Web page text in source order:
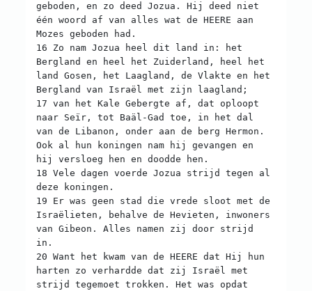
geboden, en zo deed Jozua. Hij deed niet
één woord af van alles wat de HEERE aan
Mozes geboden had.
16 Zo nam Jozua heel dit land in: het
Bergland en heel het Zuiderland, heel het
land Gosen, het Laagland, de Vlakte en het
Bergland van Israël met zijn laagland;
17 van het Kale Gebergte af, dat oploopt
naar Seïr, tot Baäl-Gad toe, in het dal
van de Libanon, onder aan de berg Hermon.
Ook al hun koningen nam hij gevangen en
hij versloeg hen en doodde hen.
18 Vele dagen voerde Jozua strijd tegen al
deze koningen.
19 Er was geen stad die vrede sloot met de
Israëlieten, behalve de Hevieten, inwoners
van Gibeon. Alles namen zij door strijd
in.
20 Want het kwam van de HEERE dat Hij hun
harten zo verhardde dat zij Israël met
strijd tegemoet trokken. Het was opdat